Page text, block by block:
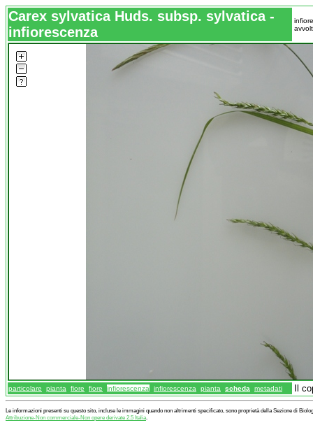
Carex sylvatica Huds. subsp. sylvatica -
infiorescenza
particolare pianta fiore fiore infiorescenza infiorescenza pianta scheda metadati Il
Le informazioni presenti su questo sito, incluse le immagini quando non altrimenti specificato, sono proprietà della Sezione di
Attribuzione-Non commerciale-Non opere derivate 2.5 Italia.